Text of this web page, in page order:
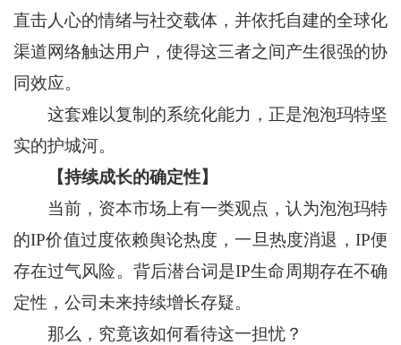
直击人心的情绪与社交载体，并依托自建的全球化
渠道网络触达用户，使得这三者之间产生很强的协
同效应。
这套难以复制的系统化能力，正是泡泡玛特坚
实的护城河。
【持续成长的确定性】
当前，资本市场上有一类观点，认为泡泡玛特
的IP价值过度依赖舆论热度，一旦热度消退，IP便
存在过气风险。背后潜台词是IP生命周期存在不确
定性，公司未来持续增长存疑。
那么，究竟该如何看待这一担忧？